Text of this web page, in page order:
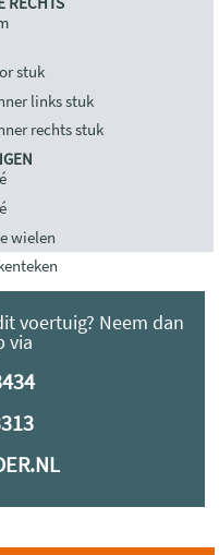
stuk
links stuk
rechts stuk
wielen
voertuig? Neem dan
via